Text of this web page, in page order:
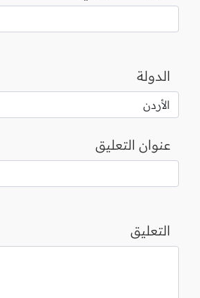
الدولة
عنوان التعليق
التعليق